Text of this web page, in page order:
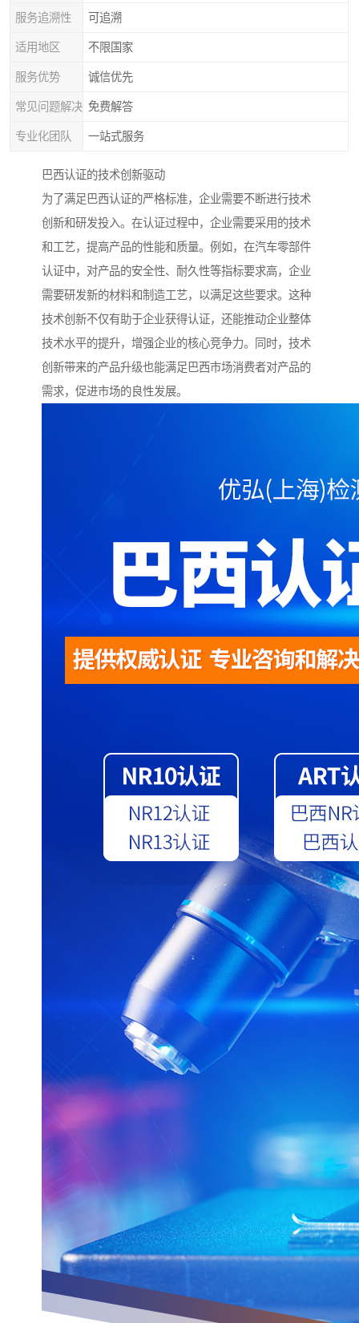
服务追溯性 可追溯
适用地区 不限国家
服务优势 诚信优先
常见问题解决 免费解答
专业化团队 一站式服务
巴西认证的技术创新驱动
为了满足巴西认证的严格标准，企业需要不断进行技术
创新和研发投入。在认证过程中，企业需要采用的技术
和工艺，提高产品的性能和质量。例如，在汽车零部件
认证中，对产品的安全性、耐久性等指标要求高，企业
需要研发新的材料和制造工艺，以满足这些要求。这种
技术创新不仅有助于企业获得认证，还能推动企业整体
技术水平的提升，增强企业的核心竞争力。同时，技术
创新带来的产品升级也能满足巴西市场消费者对产品的
需求，促进市场的良性发展。